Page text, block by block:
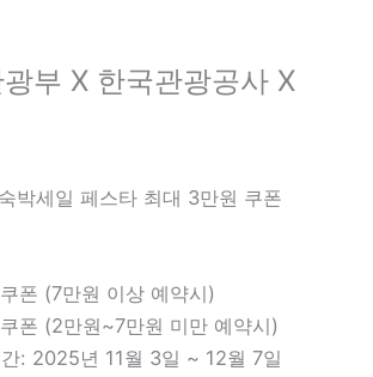
부 X 한국관광공사 X
박세일 페스타 최대 3만원 쿠폰
폰 (7만원 이상 예약시)
폰 (2만원~7만원 미만 예약시)
: 2025년 11월 3일 ~ 12월 7일